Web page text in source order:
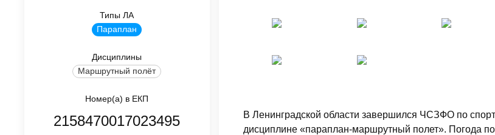
Типы ЛА
Параплан
Дисциплины
Маршрутный полёт
Номер(а) в ЕКП
2158470017023495
В Ленинградской области завершился ЧСЗФО по
дисциплине «параплан-маршрутный полет». Погода